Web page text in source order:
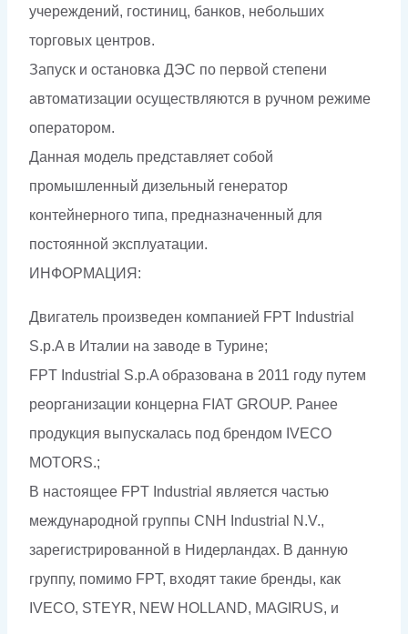
учереждений, гостиниц, банков, небольших
торговых центров.
Запуск и остановка ДЭС по первой степени
автоматизации осуществляются в ручном режиме
оператором.
Данная модель представляет собой
промышленный дизельный генератор
контейнерного типа, предназначенный для
постоянной эксплуатации.
ИНФОРМАЦИЯ:
Двигатель произведен компанией FPT Industrial
S.p.A в Италии на заводе в Турине;
FPT Industrial S.p.A образована в 2011 году путем
реорганизации концерна FIAT GROUP. Ранее
продукция выпускалась под брендом IVECO
MOTORS.;
В настоящее FPT Industrial является частью
международной группы CNH Industrial N.V.,
зарегистрированной в Нидерландах. В данную
группу, помимо FPT, входят такие бренды, как
IVECO, STEYR, NEW HOLLAND, MAGIRUS, и